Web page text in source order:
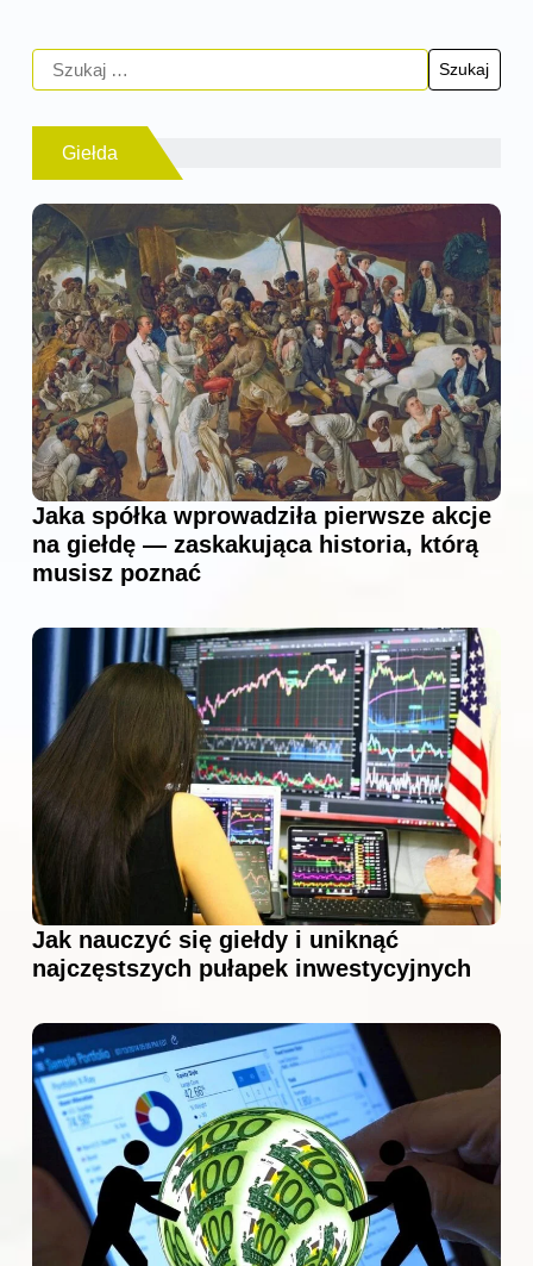
Giełda
Jaka spółka wprowadziła pierwsze akcje
na giełdę — zaskakująca historia, którą
musisz poznać
Jak nauczyć się giełdy i uniknąć
najczęstszych pułapek inwestycyjnych